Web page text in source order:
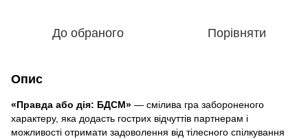
До обраного Порівняти
Опис
«Правда або дія: БДСМ» — смілива гра забороненого
характеру, яка додасть гострих відчуттів партнерам і
можливості отримати задоволення від тілесного спілкування